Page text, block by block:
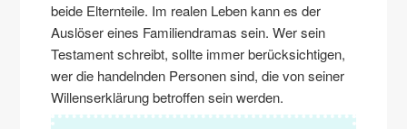
beide Elternteile. Im realen Leben kann es der
Auslöser eines Familiendramas sein. Wer sein
Testament schreibt, sollte immer berücksichtigen,
wer die handelnden Personen sind, die von seiner
Willenserklärung betroffen sein werden.